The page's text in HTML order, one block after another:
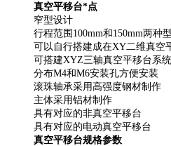
真空平移台*点
窄型设计
行程范围100mm和150mm两种
可以自行搭建成在XY二维真空
可搭建XYZ三轴真空平移台系统
分布M4和M6安装孔方便安装
滚珠轴承采用高强度钢材制作
主体采用铝材制作
具有对应的非真空平移台
具有对应的电动真空平移台
真空平移台规格参数